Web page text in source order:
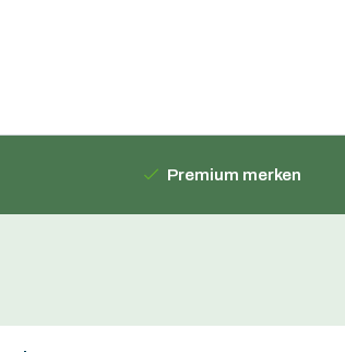
Premium merken